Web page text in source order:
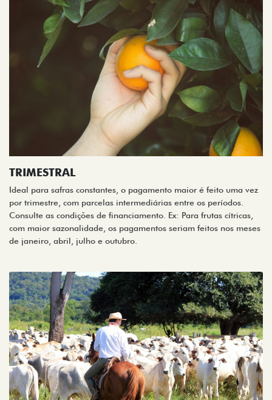
TRIMESTRAL
Ideal para safras constantes, o pagamento maior é feito uma vez
por trimestre, com parcelas intermediárias entre os períodos.
Consulte as condições de financiamento. Ex: Para frutas cítricas,
com maior sazonalidade, os pagamentos seriam feitos nos meses
de janeiro, abril, julho e outubro.